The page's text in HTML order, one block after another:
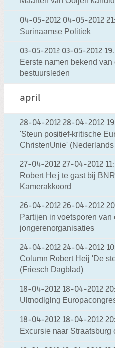
04-05-2012 04-05-2012
Surinaamse Politiek
03-05-2012 03-05-2012
Eerste namen bekend van
bestuursleden
april
28-04-2012 28-04-2012
'Steun positief-kritische
ChristenUnie'
27-04-2012 27-04-2012
Robert Heij te gast bij
Kamerakkoord
26-04-2012 26-04-2012
Partijen in voetsporen van
jongerenorganisaties
24-04-2012 24-04-2012
Column Robert Heij 'De
(Friesch Dagblad)
18-04-2012 18-04-2012
Uitnodiging
18-04-2012 18-04-2012
Excursie naar Straatsburg